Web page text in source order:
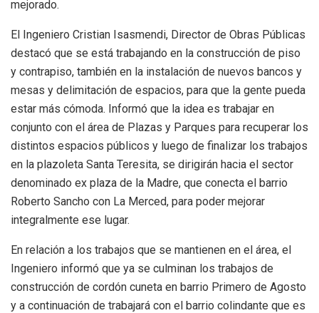
mejorado.
El Ingeniero Cristian Isasmendi, Director de Obras Públicas
destacó que se está trabajando en la construcción de piso
y contrapiso, también en la instalación de nuevos bancos y
mesas y delimitación de espacios, para que la gente pueda
estar más cómoda. Informó que la idea es trabajar en
conjunto con el área de Plazas y Parques para recuperar los
distintos espacios públicos y luego de finalizar los trabajos
en la plazoleta Santa Teresita, se dirigirán hacia el sector
denominado ex plaza de la Madre, que conecta el barrio
Roberto Sancho con La Merced, para poder mejorar
integralmente ese lugar.
En relación a los trabajos que se mantienen en el área, el
Ingeniero informó que ya se culminan los trabajos de
construcción de cordón cuneta en barrio Primero de Agosto
y a continuación de trabajará con el barrio colindante que es